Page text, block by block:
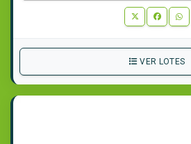
VER LOTES